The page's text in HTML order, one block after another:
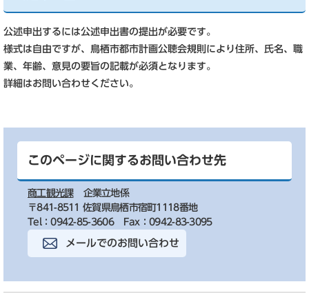
公述申出するには公述申出書の提出が必要です。
様式は自由ですが、鳥栖市都市計画公聴会規則により住所、氏名、職
業、年齢、意見の要旨の記載が必須となります。
詳細はお問い合わせください。
このページに関するお問い合わせ先
商工観光課
企業立地係
〒841-8511 佐賀県鳥栖市宿町1118番地
Tel：0942-85-3606
Fax：0942-83-3095
メールでのお問い合わせ